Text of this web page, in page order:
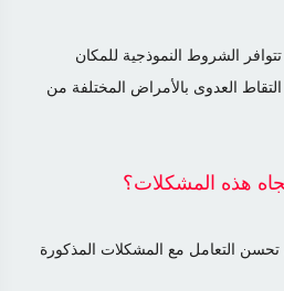
الشروط النموذجية للمكان
التقاط العدوى بالأمراض المختلفة من
هذه المشكلات؟
تحسن التعامل مع المشكلات المذكورة